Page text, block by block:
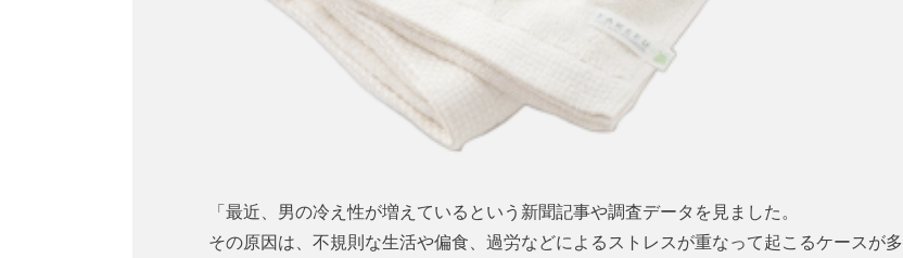
「最近、男の冷え性が増えているという新聞記事や調査データを見ました。
その原因は、不規則な生活や偏食、過労などによるストレスが重なって起こるケースが多